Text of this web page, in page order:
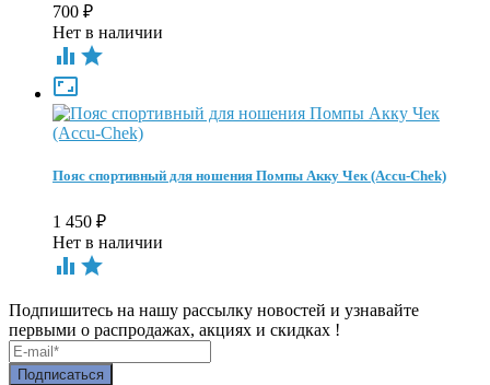
700 ₽
Нет в наличии
 

Пояс спортивный для ношения Помпы Акку Чек (Accu-Chek)
1 450 ₽
Нет в наличии
 
Подпишитесь на нашу рассылку новостей и узнавайте
первыми о распродажах, акциях и скидках !